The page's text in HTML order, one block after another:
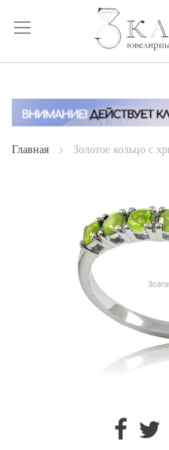
Skip
Content
Главная Золотое кольцо с